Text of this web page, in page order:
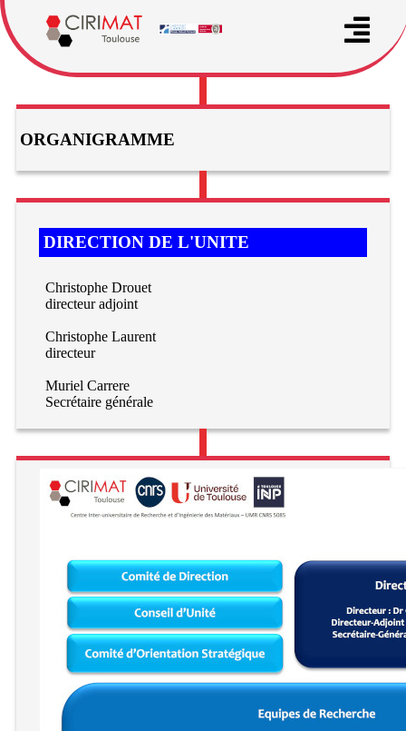
ORGANIGRAMME
DIRECTION DE L'UNITE
Christophe Drouet
directeur adjoint
Christophe Laurent
directeur
Muriel Carrere
Secrétaire générale